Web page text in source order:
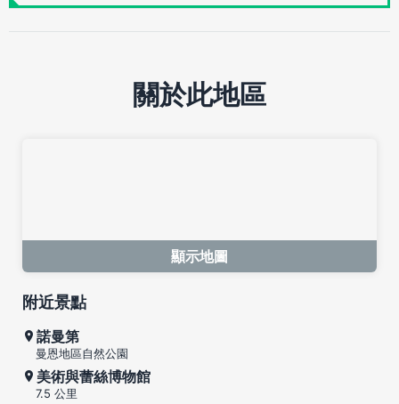
關於此地區
顯示地圖
附近景點
諾曼第
曼恩地區自然公園
美術與蕾絲博物館
7.5 公里